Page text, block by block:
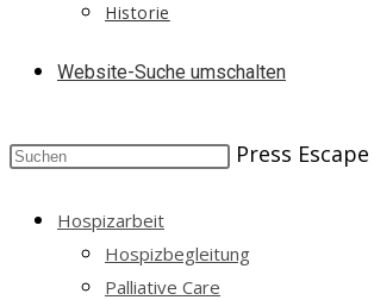
Historie
Website-Suche umschalten
Press
Hospizarbeit
Hospizbegleitung
Palliative Care